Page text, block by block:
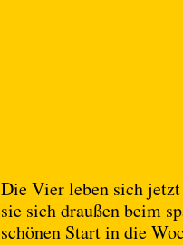
Die Vier leben sich
sie sich draußen beim
schönen Start in die